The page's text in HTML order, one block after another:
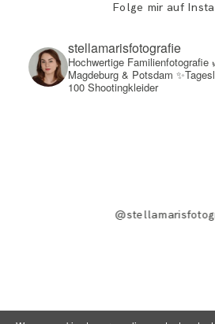
Folge mir auf
stellamarisfotografie
Hochwertige Familienfotografie
Magdeburg & Potsdam
100 Shootingkleider